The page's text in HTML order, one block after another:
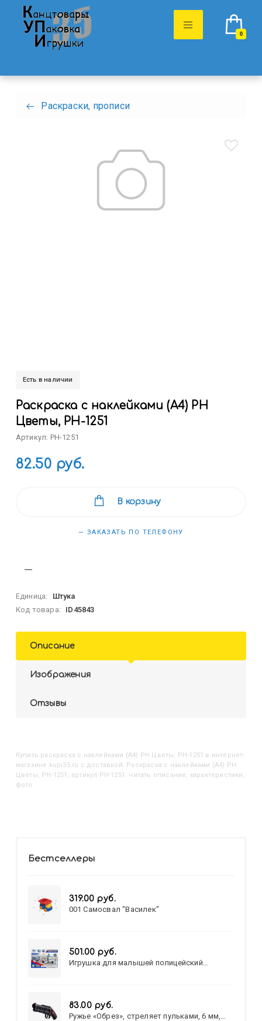
0
Раскраски, прописи
Есть в наличии
Раскраска с наклейками (А4) РН
Цветы, РН-1251
Артикул: РН-1251
82.50 руб.
В корзину
— ЗАКАЗАТЬ ПО ТЕЛЕФОНУ
Единица:
Штука
Код товара:
ID45843
Описание
Изображения
Отзывы
Купить Раскраска с наклейками (А4) РН Цветы, РН-1251 в интернет-
магазине kupi35.ru с доставкой. Раскраска с наклейками (А4) РН
Цветы, РН-1251, артикул РН-1251: читать описание, характеристики,
фото
Бестселлеры
319.00 руб.
001 Самосвал "Василек"
501.00 руб.
Игрушка для малышей полицейский
83.00 руб.
Ружье «Обрез», стреляет пульками, 6 мм,